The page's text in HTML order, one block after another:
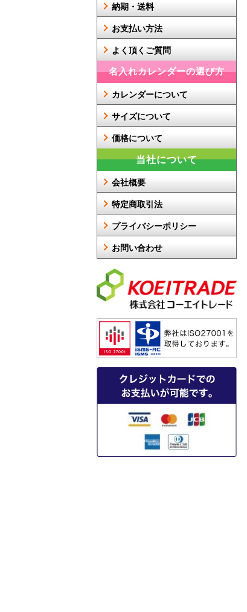
納期・送料
お支払い方法
よく頂くご質問
名入れカレンダーの選び方
カレンダーについて
サイズについて
価格について
当社について
会社概要
特定商取引法
プライバシーポリシー
お問い合わせ